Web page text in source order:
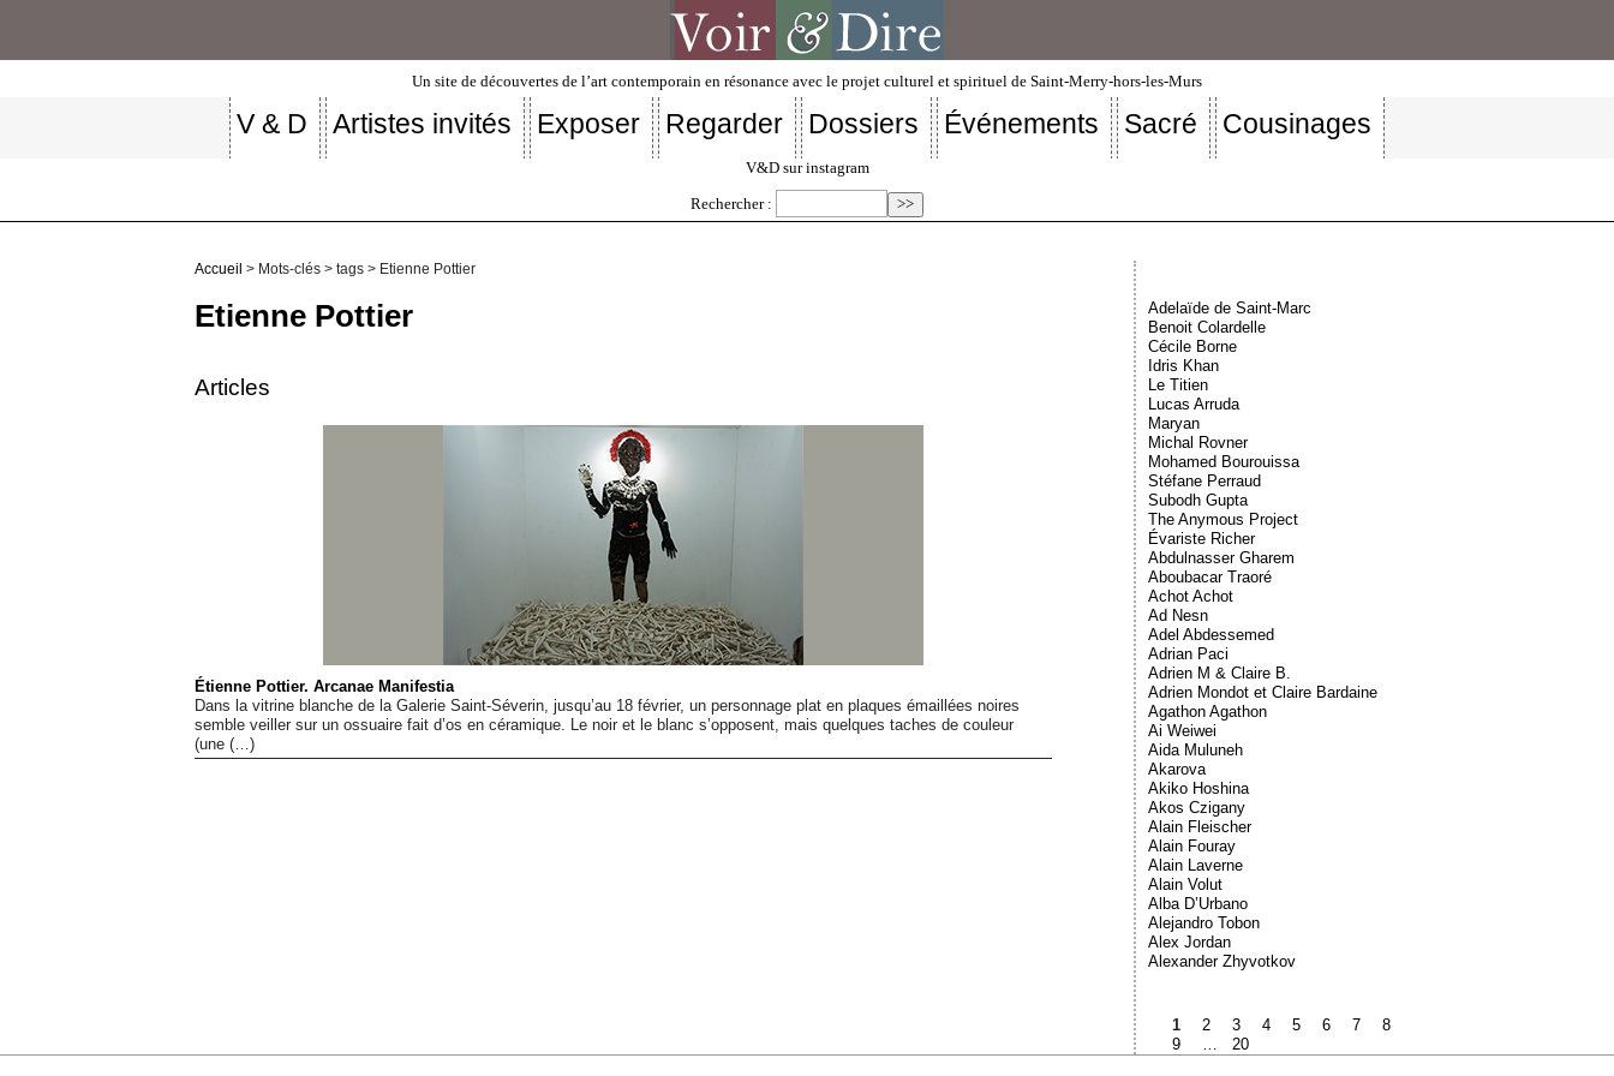
Un site de découvertes de l’art contemporain en résonance avec le projet culturel et spirituel de Saint-Merry-hors-les-Murs
V & D Artistes invités Exposer Regarder Dossiers Événements Sacré Cousinages
V&D sur instagram
Rechercher :
Accueil > Mots-clés > tags > Etienne Pottier
Etienne Pottier
Articles
Étienne Pottier. Arcanae Manifestia
Dans la vitrine blanche de la Galerie Saint-Séverin, jusqu’au 18 février, un personnage plat en plaques émaillées noires
semble veiller sur un ossuaire fait d’os en céramique. Le noir et le blanc s’opposent, mais quelques taches de couleur
(une (…)
Adelaïde de Saint-Marc
Benoit Colardelle
Cécile Borne
Idris Khan
Le Titien
Lucas Arruda
Maryan
Michal Rovner
Mohamed Bourouissa
Stéfane Perraud
Subodh Gupta
The Anymous Project
Évariste Richer
Abdulnasser Gharem
Aboubacar Traoré
Achot Achot
Ad Nesn
Adel Abdessemed
Adrian Paci
Adrien M & Claire B.
Adrien Mondot et Claire Bardaine
Agathon Agathon
Ai Weiwei
Aida Muluneh
Akarova
Akiko Hoshina
Akos Czigany
Alain Fleischer
Alain Fouray
Alain Laverne
Alain Volut
Alba D’Urbano
Alejandro Tobon
Alex Jordan
Alexander Zhyvotkov
1 2 3 4 5 6 7
8
9
20